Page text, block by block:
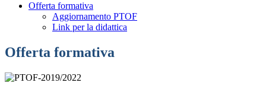
Offerta formativa
Aggiornamento PTOF
Link per la didattica
Offerta formativa